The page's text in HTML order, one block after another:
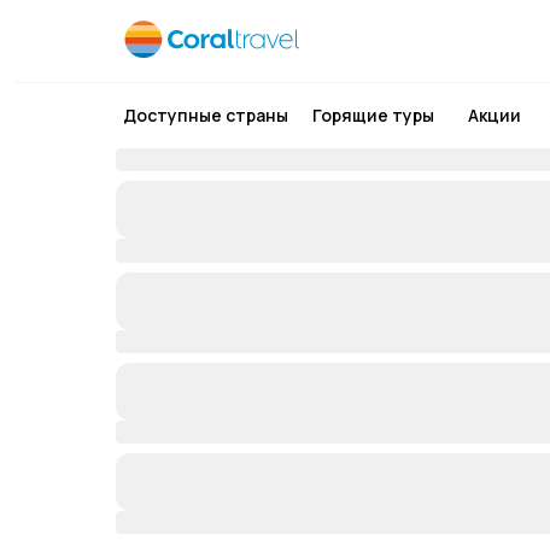
Доступные страны Горящие туры Акции